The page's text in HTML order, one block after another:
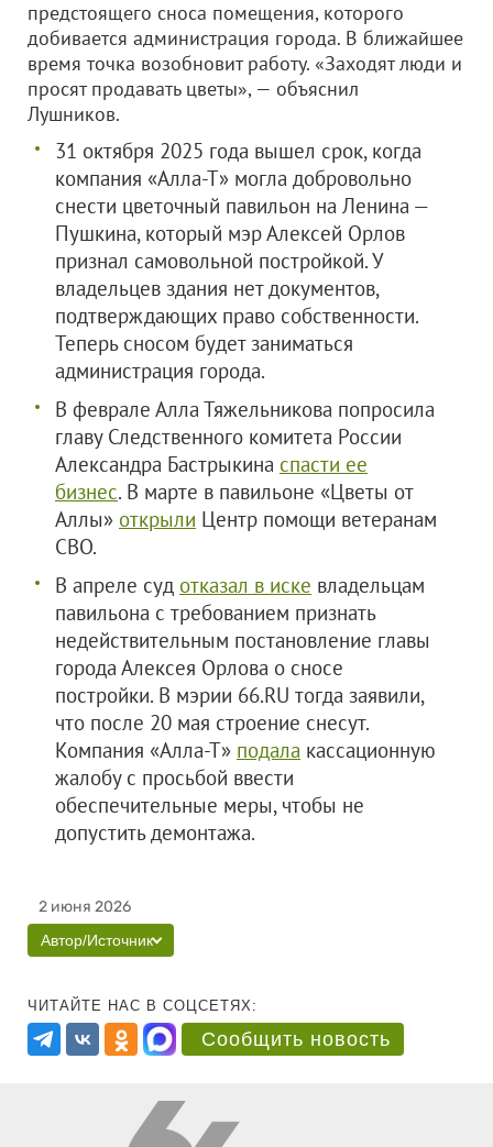
предстоящего сноса помещения, которого
добивается администрация города. В ближайшее
время точка возобновит работу. «Заходят люди и
просят продавать цветы», — объяснил
Лушников.
31 октября 2025 года вышел срок, когда
компания «Алла-Т» могла добровольно
снести цветочный павильон на Ленина —
Пушкина, который мэр Алексей Орлов
признал самовольной постройкой. У
владельцев здания нет документов,
подтверждающих право собственности.
Теперь сносом будет заниматься
администрация города.
В феврале Алла Тяжельникова попросила
главу Следственного комитета России
Александра Бастрыкина спасти ее
бизнес. В марте в павильоне «Цветы от
Аллы» открыли Центр помощи ветеранам
СВО.
В апреле суд отказал в иске владельцам
павильона с требованием признать
недействительным постановление главы
города Алексея Орлова о сносе
постройки. В мэрии 66.RU тогда заявили,
что после 20 мая строение снесут.
Компания «Алла-Т» подала кассационную
жалобу с просьбой ввести
обеспечительные меры, чтобы не
допустить демонтажа.
2 июня 2026
Автор/Источник
ЧИТАЙТЕ НАС В СОЦСЕТЯХ:
Сообщить новость